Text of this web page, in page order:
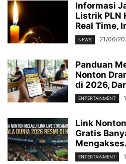
Informasi
Listrik PLN
Real Time,
NEWS 21/06/
Panduan
Nonton
di 2026,
ENTERTAINMENT
Link
Gratis
ENTERTAINMENT